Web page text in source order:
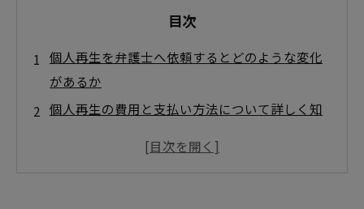
目次
個人再生を弁護士へ依頼するとどのような変化
があるか
個人再生の費用と支払い方法について詳しく知